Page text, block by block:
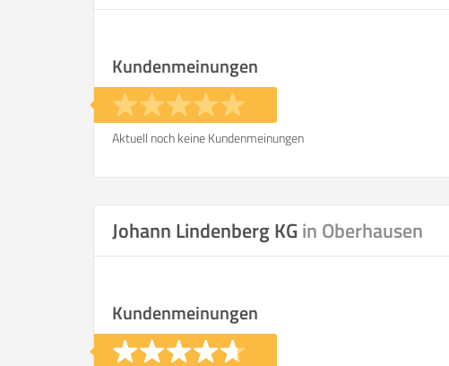
Kundenmeinungen
Aktuell noch keine Kundenmeinungen
Johann Lindenberg KGin Oberhausen
Kundenmeinungen